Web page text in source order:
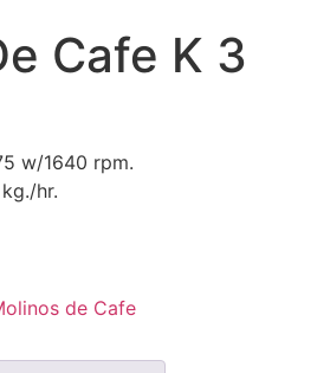
Cafe K 3
w/1640 rpm.
hr.
de Cafe